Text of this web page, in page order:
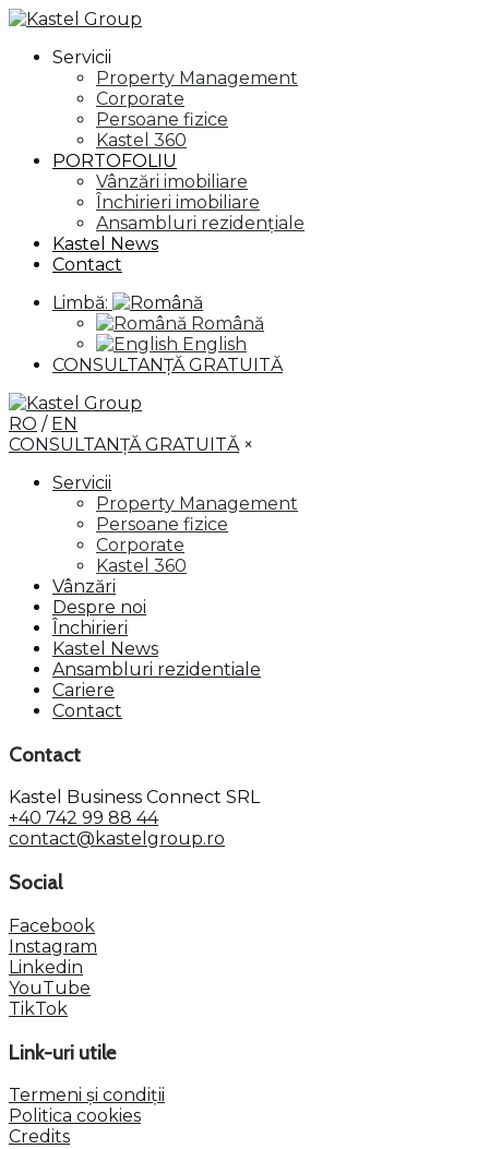
Servicii
Property Management
Corporate
Persoane fizice
Kastel 360
PORTOFOLIU
Vânzări imobiliare
Închirieri imobiliare
Ansambluri rezidențiale
Kastel News
Contact
Limbă:
Română
English
CONSULTANȚĂ GRATUITĂ
RO / EN
CONSULTANȚĂ GRATUITĂ ×
Servicii
Property Management
Persoane fizice
Corporate
Kastel 360
Vânzări
Despre noi
Închirieri
Kastel News
Ansambluri rezidentiale
Cariere
Contact
Contact
Kastel Business Connect SRL
+40 742 99 88 44
contact@kastelgroup.ro
Social
Facebook
Instagram
Linkedin
YouTube
TikTok
Link-uri utile
Termeni și condiții
Politica cookies
Credits